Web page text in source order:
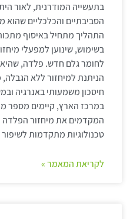
בתעשייה המודרנית, לאור
הסביבתיים והכלכליים שהוא
התהליך מתחיל באיסוף
בשימוש, שינוען למפעלי
לחומר גלם חדש. פלדה,
הניתנת למיחזור ללא
חיסכון משמעותי באנרגיה
במרכז הארץ, קיימים מספר
המקדמים את מיחזור הפלדה
טכנולוגיות מתקדמות לשיפור
לקריאת המאמר »